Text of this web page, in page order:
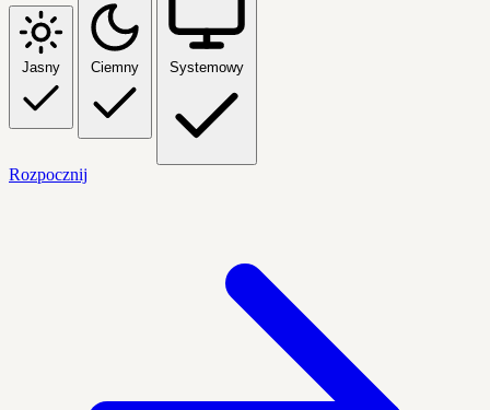
Jasny Ciemny Systemowy
Rozpocznij